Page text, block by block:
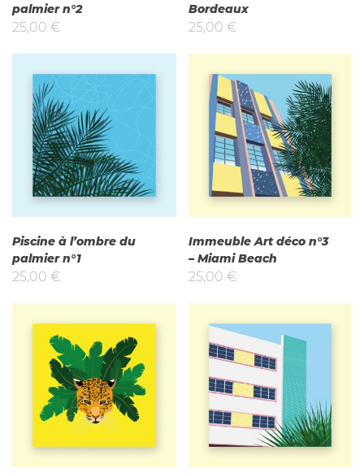
palmier n°2
25,00 €
Bordeaux
25,00 €
Piscine à l’ombre du
palmier n°1
25,00 €
Immeuble Art déco n°3
– Miami Beach
25,00 €